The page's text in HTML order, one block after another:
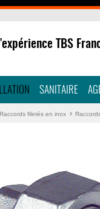
TBS
SANITAIRE
Raccords filetés en inox